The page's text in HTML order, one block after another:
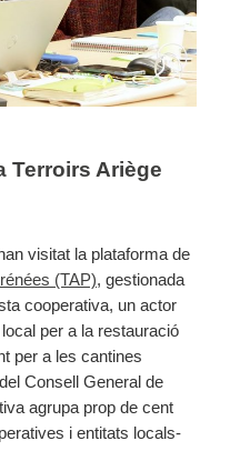
Terroirs Ariège
visitat la plataforma de
(TAP), gestionada
cooperativa, un actor
per a la restauració
per a les cantines
Consell General de
agrupa prop de cent
i entitats locals-